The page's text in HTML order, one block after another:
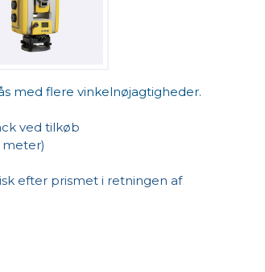
med flere vinkelnøjagtigheder.
ved tilkøb
meter)
efter prismet i retningen af